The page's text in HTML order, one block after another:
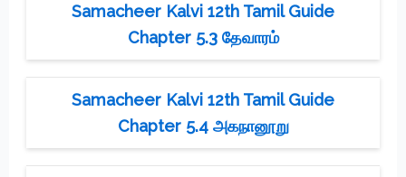
Samacheer Kalvi 12th Tamil Guide
Chapter 5.3 தேவாரம்
Samacheer Kalvi 12th Tamil Guide
Chapter 5.4 அகநானூறு